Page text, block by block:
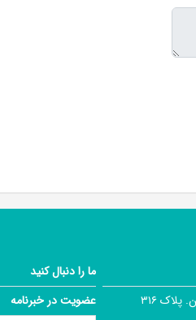
ما را دنبال کنید
عضویت در خبرنامه